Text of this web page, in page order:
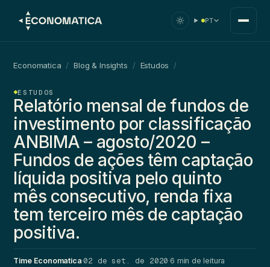
PT
Economatica / Blog & Insights / Estudos /
ESTUDOS
Relatório mensal de fundos de
investimento por classificação
ANBIMA – agosto/2020 –
Fundos de ações têm captação
líquida positiva pelo quinto
mês consecutivo, renda fixa
tem terceiro mês de captação
positiva.
Time Economatica·02 de set. de 2020·6 min de leitura